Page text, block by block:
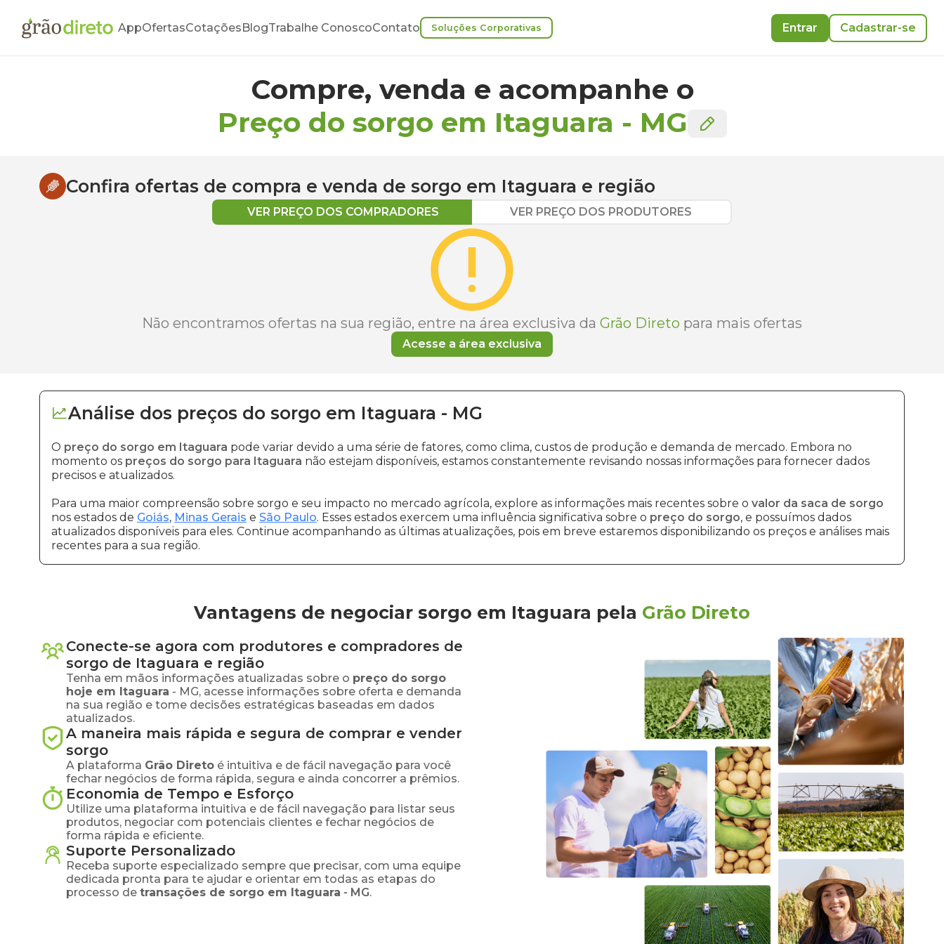
AppOfertasCotaçõesBlogTrabalhe ConoscoContato Soluções Corporativas Entrar Cadastrar-se
Compre, venda e acompanhe o
Preço do sorgo em Itaguara - MG
Confira ofertas de compra e venda de sorgo em Itaguara e região
VER PREÇO DOS COMPRADORES VER PREÇO DOS PRODUTORES
Não encontramos ofertas na sua região, entre na área exclusiva da Grão Direto para mais ofertas
Acesse a área exclusiva
Análise dos preços do sorgo em Itaguara - MG
O preço do sorgo em Itaguara pode variar devido a uma série de fatores, como clima, custos de produção e demanda de mercado. Embora no
momento os preços do sorgo para Itaguara não estejam disponíveis, estamos constantemente revisando nossas informações para fornecer dados
precisos e atualizados.
Para uma maior compreensão sobre sorgo e seu impacto no mercado agrícola, explore as informações mais recentes sobre o valor da saca de sorgo
nos estados de Goiás, Minas Gerais e São Paulo. Esses estados exercem uma influência significativa sobre o preço do sorgo, e possuímos dados
atualizados disponíveis para eles. Continue acompanhando as últimas atualizações, pois em breve estaremos disponibilizando os preços e análises mais
recentes para a sua região.
Vantagens de negociar sorgo em Itaguara pela Grão Direto
Conecte-se agora com produtores e compradores de
sorgo de Itaguara e região
Tenha em mãos informações atualizadas sobre o preço do sorgo
hoje em Itaguara - MG, acesse informações sobre oferta e demanda
na sua região e tome decisões estratégicas baseadas em dados
atualizados.
A maneira mais rápida e segura de comprar e vender
sorgo
A plataforma Grão Direto é intuitiva e de fácil navegação para você
fechar negócios de forma rápida, segura e ainda concorrer a prêmios.
Economia de Tempo e Esforço
Utilize uma plataforma intuitiva e de fácil navegação para listar seus
produtos, negociar com potenciais clientes e fechar negócios de
forma rápida e eficiente.
Suporte Personalizado
Receba suporte especializado sempre que precisar, com uma equipe
dedicada pronta para te ajudar e orientar em todas as etapas do
processo de transações de sorgo em Itaguara - MG.